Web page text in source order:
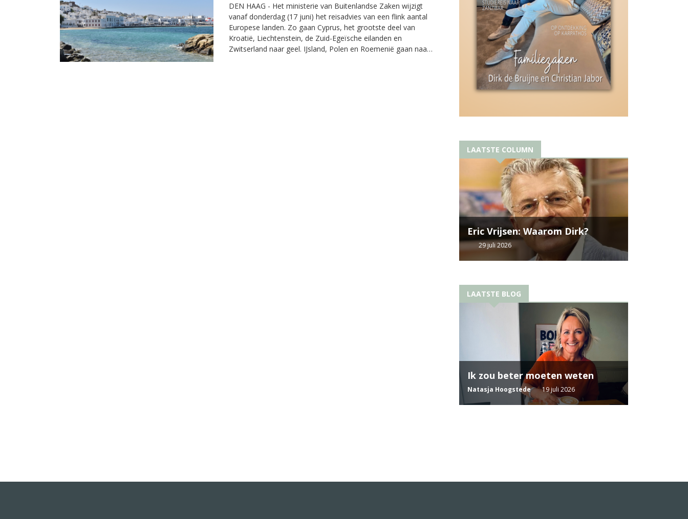
DEN HAAG - Het ministerie van Buitenlandse Zaken wijzigt
vanaf donderdag (17 juni) het reisadvies van een flink aantal
Europese landen. Zo gaan Cyprus, het grootste deel van
Kroatië, Liechtenstein, de Zuid-Egeïsche eilanden en
Zwitserland naar geel. IJsland, Polen en Roemenië gaan naar
LAATSTE COLUMN
Eric Vrijsen: Waarom Dirk?
29 juli 2026
LAATSTE BLOG
Ik zou beter moeten weten
Natasja Hoogstede 19 juli 2026